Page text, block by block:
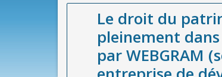
Le droit du patrimoine : Les textes à
WEBGRAM (société basée à Dakar-
référence en Afrique dans la Gestion
SmartAsset
Le droit du
pleinement
par WEBGRAM